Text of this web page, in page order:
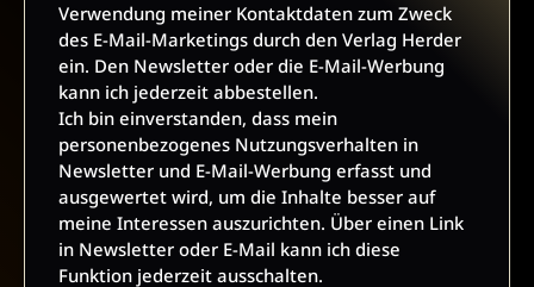
AGB UND WIDERRUFSBELEHRUNG DATENSCHUTZ
BARRIEREFREIHEIT IMPRESSUM
VERTRAG WIDERRUFEN
ABO ONLINE KÜNDIGEN
Verwendung meiner Kontaktdaten zum Zweck
des E-Mail-Marketings durch den Verlag Herder
ein. Den Newsletter oder die E-Mail-Werbung
kann ich jederzeit abbestellen.
Ich bin einverstanden, dass mein
personenbezogenes Nutzungsverhalten in
Newsletter und E-Mail-Werbung erfasst und
ausgewertet wird, um die Inhalte besser auf
meine Interessen auszurichten. Über einen Link
in Newsletter oder E-Mail kann ich diese
Funktion jederzeit ausschalten.